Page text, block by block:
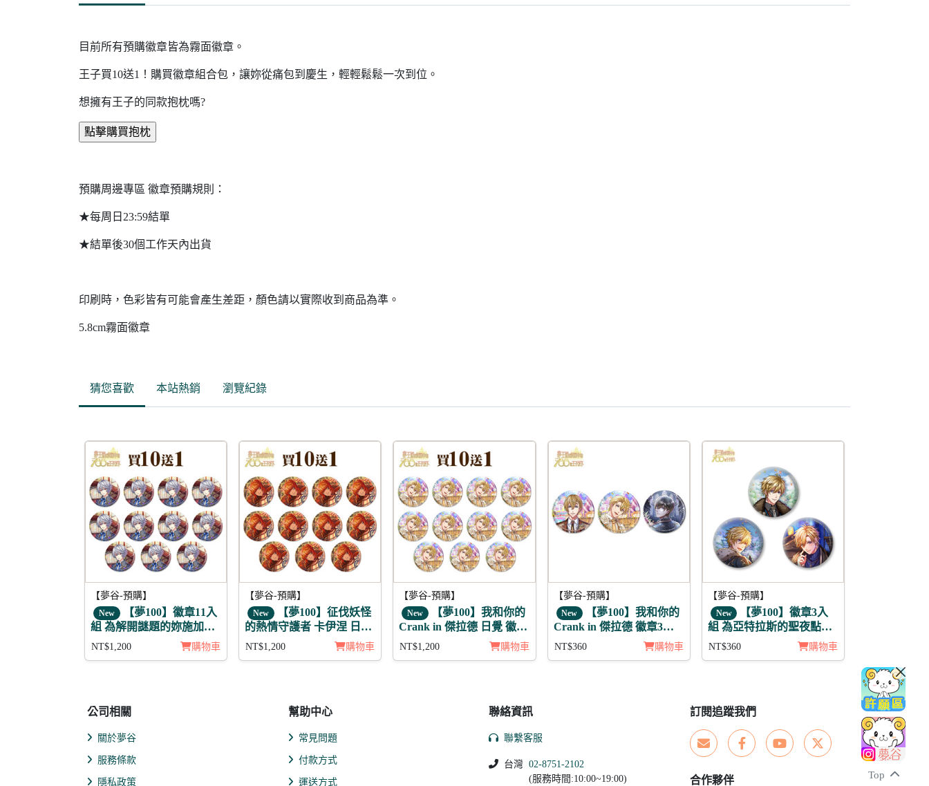
Top
目前所有預購徽章皆為霧面徽章。
王子買10送1！購買徽章組合包，讓妳從痛包到慶生，輕輕鬆鬆一次到位。
想擁有王子的同款抱枕嗎?
預購周邊專區 徽章預購規則：
★每周日23:59結單
★結單後30個工作天內出貨
印刷時，色彩皆有可能會產生差距，顏色請以實際收到商品為準。
5.8cm霧面徽章
猜您喜歡 本站熱銷 瀏覽紀錄
【夢谷-預購】
New 【夢100】徽章11入
組 為解開謎題的妳施加愛
的魔法 修尼 未覺
NT$1,200 購物車
【夢谷-預購】
New 【夢100】征伐妖怪
的熱情守護者 卡伊涅 日覺
徽章11入組
NT$1,200 購物車
【夢谷-預購】
New 【夢100】我和你的
Crank in 傑拉德 日覺 徽章
11入組
NT$1,200 購物車
【夢谷-預購】
New
【夢100】我和你的
Crank in 傑拉德 徽章3入
NT$360 購物車
【夢谷-預購】
New
【夢100】徽章3入
組 為亞特拉斯的聖夜點燃
夢之火 齊艾爾
NT$360 購物車
公司相關
關於夢谷
服務條款
隱私政策
幫助中心
常見問題
付款方式
運送方式
聯絡資訊
聯繫客服
台灣 02-8751-2102
(服務時間:10:00~19:00)
訂閱追蹤我們
合作夥伴